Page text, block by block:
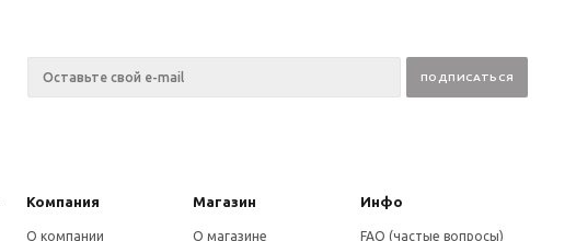
Компания Магазин Инфо
О компании О магазине FAQ (частые вопросы)